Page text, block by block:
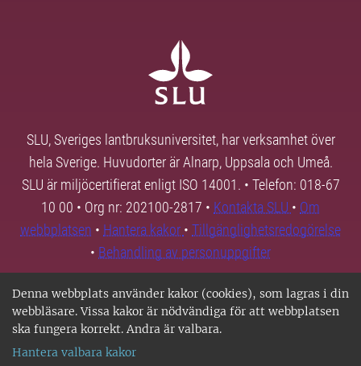
Denna webbplats använder kakor (cookies), som lagras i din
webbläsare. Vissa kakor är nödvändiga för att webbplatsen
ska fungera korrekt. Andra är valbara.
Hantera valbara kakor
SLU, Sveriges lantbruksuniversitet, har verksamhet över
hela Sverige. Huvudorter är Alnarp, Uppsala och Umeå.
SLU är miljöcertifierat enligt ISO 14001. • Telefon: 018-67
10 00 • Org nr: 202100-2817 • Kontakta SLU • Om
webbplatsen • Hantera kakor • Tillgänglighetsredogörelse
• Behandling av personuppgifter